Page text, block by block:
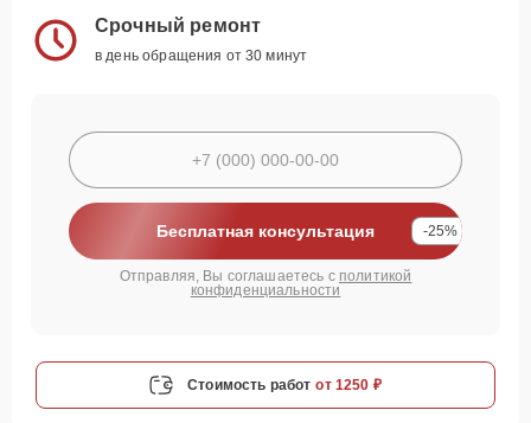
Срочный ремонт
в день обращения от 30 минут
Бесплатная консультация -25%
Отправляя, Вы соглашаетесь с политикой
конфиденциальности
Стоимость работ от 1250 ₽